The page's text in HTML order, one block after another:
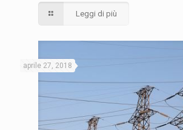
Leggi di più
aprile 27, 2018